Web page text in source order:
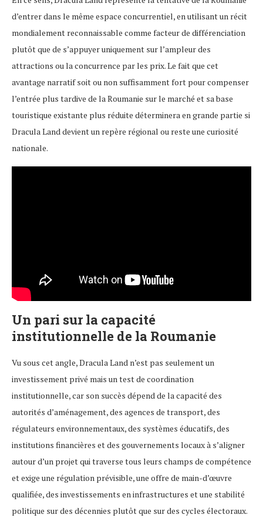
d’entrer dans le même espace concurrentiel, en utilisant un récit
mondialement reconnaissable comme facteur de différenciation
plutôt que de s’appuyer uniquement sur l’ampleur des
attractions ou la concurrence par les prix. Le fait que cet
avantage narratif soit ou non suffisamment fort pour compenser
l’entrée plus tardive de la Roumanie sur le marché et sa base
touristique existante plus réduite déterminera en grande partie si
Dracula Land devient un repère régional ou reste une curiosité
nationale.
Un pari sur la capacité
institutionnelle de la Roumanie
Vu sous cet angle, Dracula Land n’est pas seulement un
investissement privé mais un test de coordination
institutionnelle, car son succès dépend de la capacité des
autorités d’aménagement, des agences de transport, des
régulateurs environnementaux, des systèmes éducatifs, des
institutions financières et des gouvernements locaux à s’aligner
autour d’un projet qui traverse tous leurs champs de compétence
et exige une régulation prévisible, une offre de main-d’œuvre
qualifiée, des investissements en infrastructures et une stabilité
politique sur des décennies plutôt que sur des cycles électoraux.